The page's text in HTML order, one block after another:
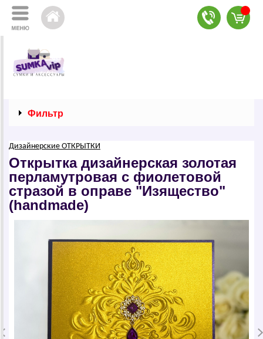
Фильтр
Дизайнерские ОТКРЫТКИ
Открытка дизайнерская золотая
перламутровая с фиолетовой
стразой в оправе "Изящество"
(handmade)